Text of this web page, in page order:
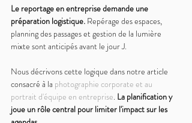
Le reportage en entreprise demande une
préparation logistique. Repérage des espaces,
planning des passages et gestion de la lumière
mixte sont anticipés avant le jour J.
Nous décrivons cette logique dans notre article
consacré à la photographie corporate et au
portrait d'équipe en entreprise. La planification y
joue un rôle central pour limiter l'impact sur les